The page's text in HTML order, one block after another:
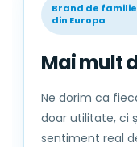
Material
Capacul
Se curata
usor umeda.
directa a
Dimensiunile
38 x 38 cm;
Brand de
din Europa
Mai mult
Ne dorim ca
doar utilitate, ci
sentiment real